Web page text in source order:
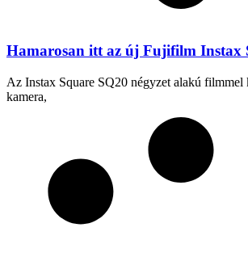
Hamarosan itt az új Fujifilm Instax
Az Instax Square SQ20 négyzet alakú
kamera,